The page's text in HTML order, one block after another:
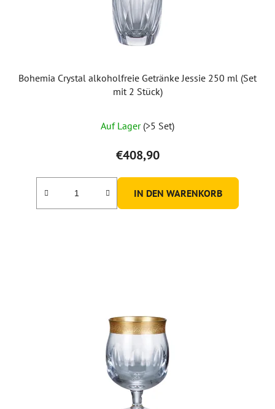
Bohemia Crystal alkoholfreie Getränke Jessie 250 ml (Set
mit 2 Stück)
Auf Lager (>5 Set)
€408,90
IN DEN WARENKORB